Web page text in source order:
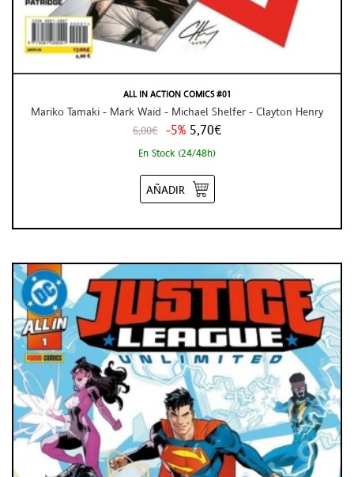
ALL IN ACTION COMICS #01
Mariko Tamaki - Mark Waid - Michael Shelfer - Clayton Henry
6,00€ -5% 5,70€
En Stock (24/48h)
AÑADIR